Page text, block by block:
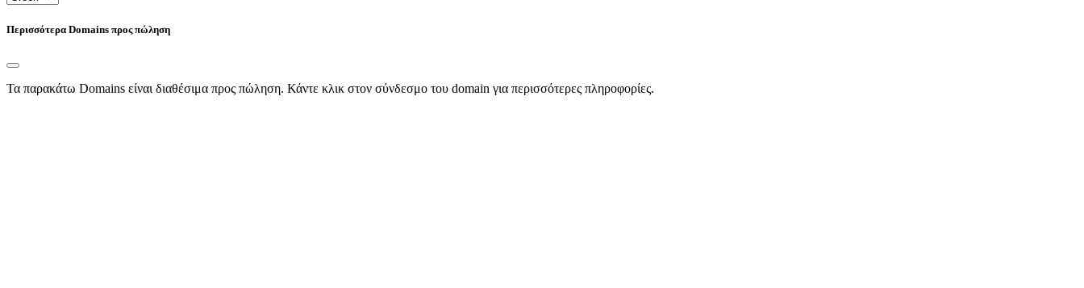
Περισσότερα Domains προς πώληση
Τα παρακάτω Domains είναι διαθέσιμα προς πώληση. Κάντε κλικ στον σύνδεσμο του domain για περισσότερες πληροφορίες.